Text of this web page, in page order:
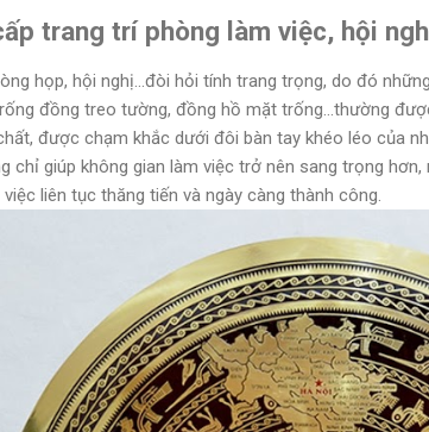
trang trí phòng làm việc, hội
họp, hội nghị...đòi hỏi tính trang trọng, do đó
đồng treo tường, đồng hồ mặt trống...thường
được chạm khắc dưới đôi bàn tay khéo léo của
chỉ giúp không gian làm việc trở nên sang trọng
liên tục thăng tiến và ngày càng thành công.